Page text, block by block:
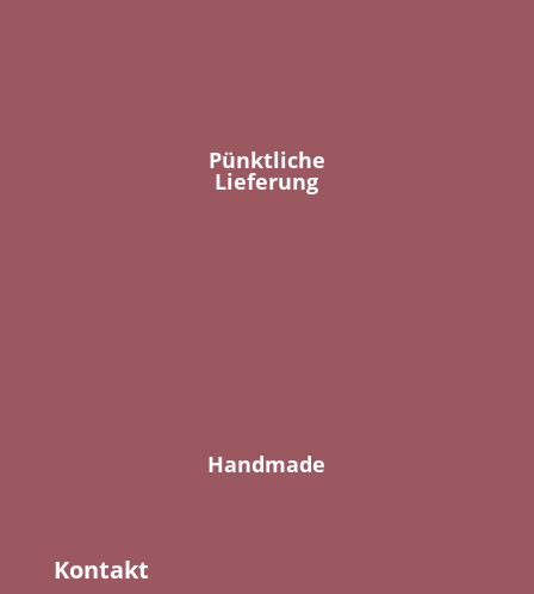
Pünktliche
Lieferung
Handmade
Kontakt